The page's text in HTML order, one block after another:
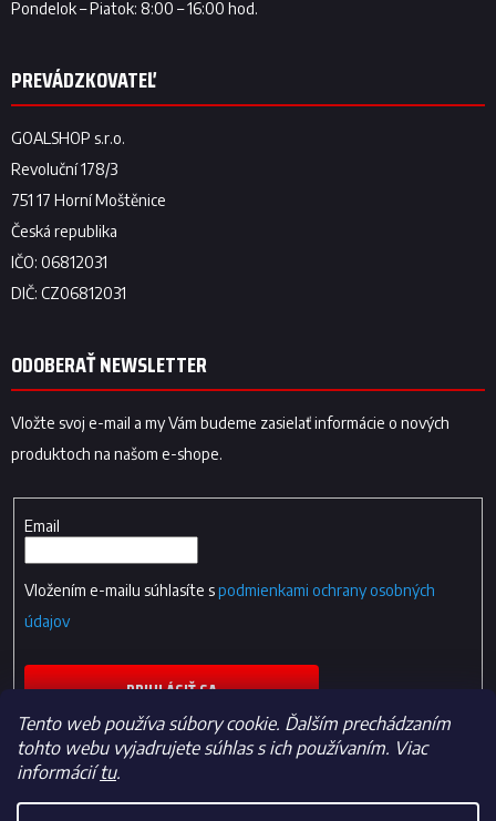
Tento web používa súbory cookie. Ďalším prechádzaním
tohto webu vyjadrujete súhlas s ich používaním. Viac
informáciítu.
ODOBERAŤ NEWSLETTER
Vložte svoj e-mail a my Vám budeme zasielať informácie o nových
produktoch na našom e-shope.
Email
Vložením e-mailu súhlasíte spodmienkami ochrany osobných
údajov
PRIHLÁSIŤ SA